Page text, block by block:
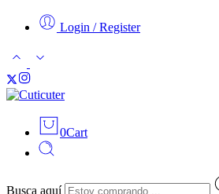
Login / Register
0Cart
Busca aquí